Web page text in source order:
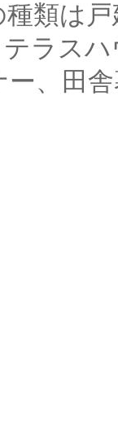
類は
ラス
、田